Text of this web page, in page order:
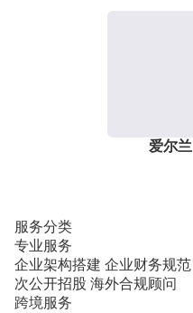
爱尔兰
服务分类
专业服务
企业架构搭建 企业财务规范
次公开招股 海外合规顾问
跨境服务